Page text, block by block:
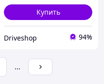
Купить
Driveshop 94%
...